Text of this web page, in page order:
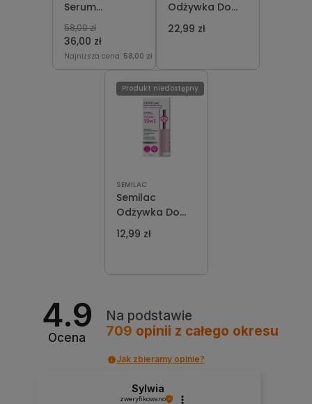
Serum
Kolagenowe
15ml
36,00 zł
58,00 zł
Najniższa cena: 58,00 zł
Odżywka Do
Paznokci
Rescue Care
22,99 zł
SEMILAC
Semilac
Odżywka Do
Paznokci
Vitamin 10w1
12,99 zł
Produkt niedostępny
4.9
Ocena
Na podstawie
709 opinii z całego okresu
Jak zbieramy opinie?
Sylwia
zweryfikowano